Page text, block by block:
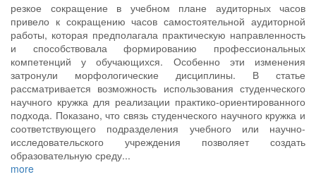
резкое сокращение в учебном плане аудиторных часов
привело к сокращению часов самостоятельной аудиторной
работы, которая предполагала практическую направленность
и способствовала формированию профессиональных
компетенций у обучающихся. Особенно эти изменения
затронули морфологические дисциплины. В статье
рассматривается возможность использования студенческого
научного кружка для реализации практико-ориентированного
подхода. Показано, что связь студенческого научного кружка и
соответствующего подразделения учебного или научно-
исследовательского учреждения позволяет создать
образовательную среду...
more